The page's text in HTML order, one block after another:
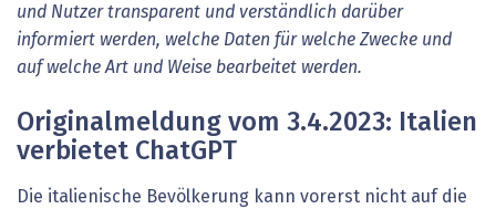
und Nutzer transparent und verständlich darüber
informiert werden, welche Daten für welche Zwecke und
auf welche Art und Weise bearbeitet werden.
Originalmeldung vom 3.4.2023: Italien
verbietet ChatGPT
Die italienische Bevölkerung kann vorerst nicht auf die